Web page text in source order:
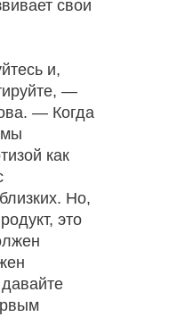
свои
и,
—
— Когда
мы
как
Но,
это